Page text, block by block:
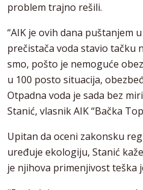
problem trajno rešili.
“AIK je ovih dana puštanjem
prečistača voda stavio tačku
smo, pošto je nemoguće
u 100 posto situacija,
Otpadna voda je sada bez
Stanić, vlasnik AIK “Bačka
Upitan da oceni zakonsku
uređuje ekologiju, Stanić
je njihova primenjivost teška